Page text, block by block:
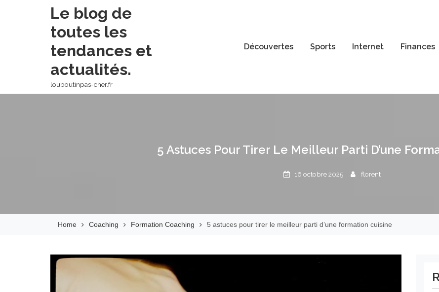
Le blog de
toutes les
tendances et
actualités.
louboutinpas-cher.fr
Découvertes Sports Internet Finances
5 Astuces Pour Tirer Le Meilleur Parti D’une
16 octobre 2025 florent
Home Coaching Formation Coaching 5 astuces pour tirer le meilleur parti d’une formation cuisine